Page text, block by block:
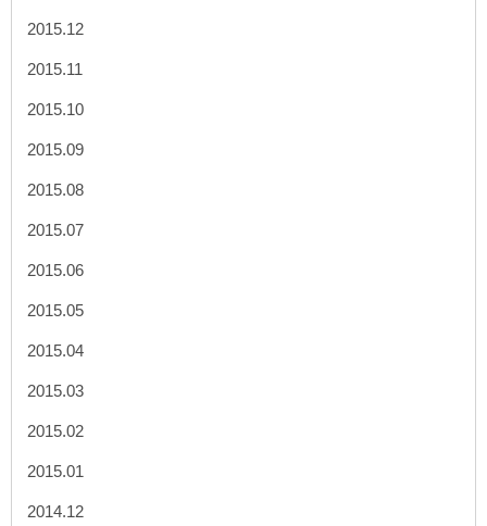
2015.12
2015.11
2015.10
2015.09
2015.08
2015.07
2015.06
2015.05
2015.04
2015.03
2015.02
2015.01
2014.12